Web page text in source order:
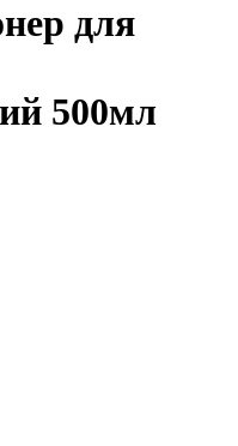
для
500мл